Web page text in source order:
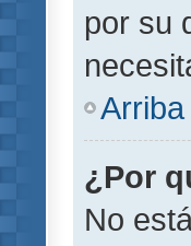
por su
Arriba
¿Por
No